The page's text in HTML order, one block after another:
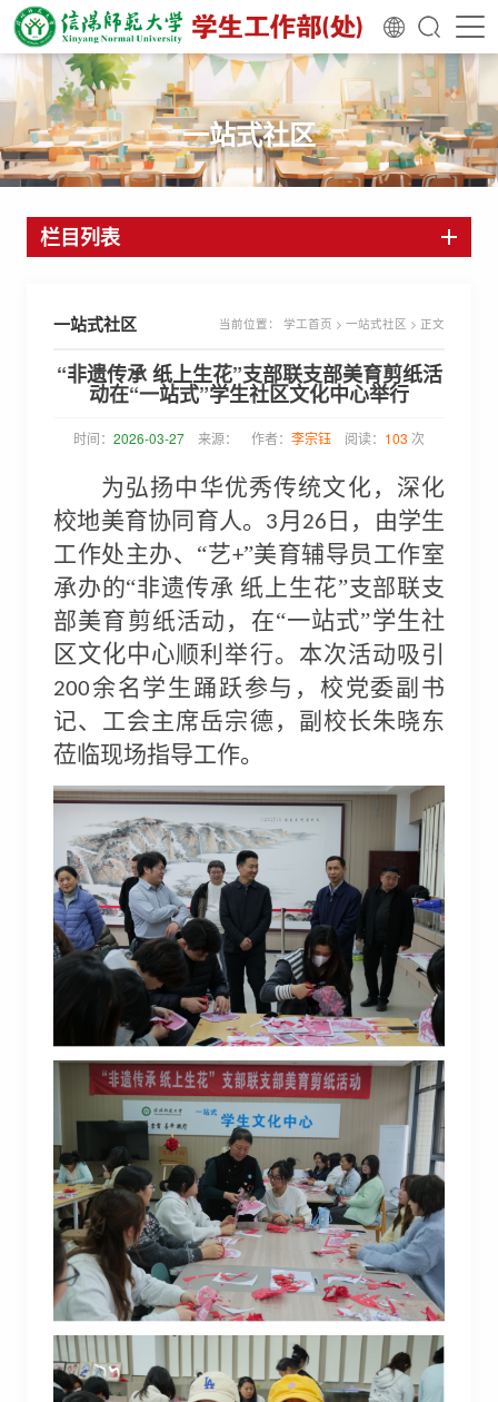
一站式社区
栏目列表
一站式社区 当前位置： 学工首页 > 一站式社区 > 正文
“非遗传承 纸上生花”支部联支部美育剪纸活
动在“一站式”学生社区文化中心举行
时间： 2026-03-27 来源： 作者： 李宗钰 阅读： 103 次
为弘扬中华优秀传统文化，深化
校地美育协同育人。 3月 26 日，由学生
工作处主办、 “艺+”美育辅导员工作室
承办的“非遗传承 纸上生花”支部联支
部美育剪纸活动，在“一站式”学生社
区文化中心顺利举行。本次活动吸引
200余名学生踊跃参与，校党委副书
记、工会主席岳宗德，副校长朱晓东
莅临现场指导工作。